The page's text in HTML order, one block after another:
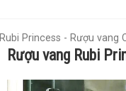
Rubi Princess - Rượu vang
Rượu vang Rubi